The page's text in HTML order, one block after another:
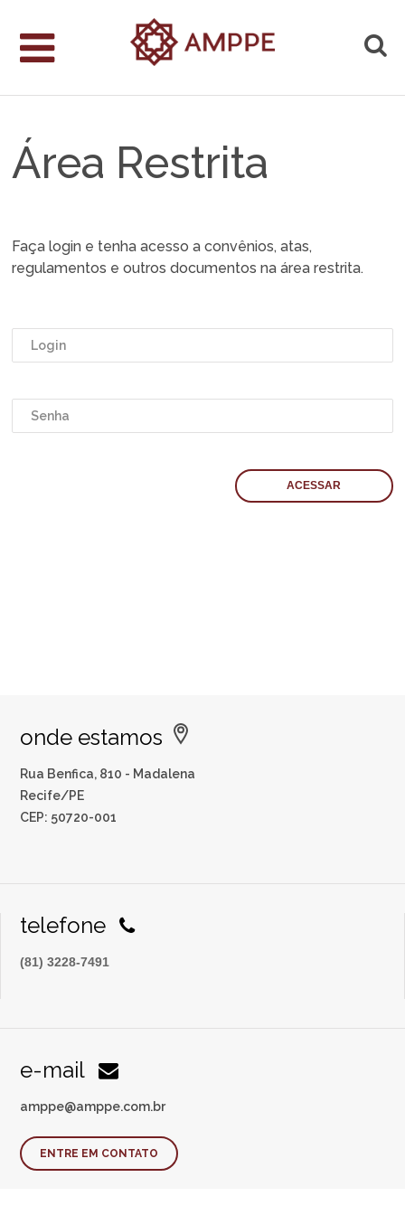
Área Restrita
Faça login e tenha acesso a convênios, atas,
regulamentos e outros documentos na área restrita.
onde estamos
Rua Benfica, 810 - Madalena
Recife/PE
CEP: 50720-001
telefone
(81) 3228-7491
e-mail
amppe@amppe.com.br
ENTRE EM CONTATO